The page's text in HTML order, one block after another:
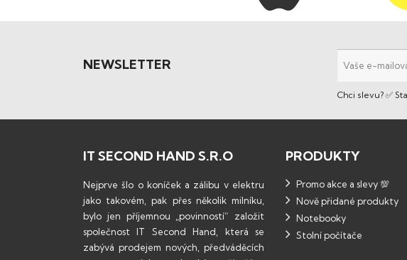
NEWSLETTER
Chci slevu? ✅
IT SECOND HAND S.R.O
Nejprve šlo o koníček a zálibu v elektru
jako takovém, pak přes několik milníku,
bylo jen příjemnou „povinností“ založit
společnost IT Second Hand, která se
zabývá prodejem nových, předváděcích
PRODUKTY
Promo akce a slevy 💯
Nově přidané produkty
Notebooky
Stolní počítače